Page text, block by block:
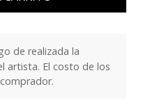
de realizada la
artista. El costo de los